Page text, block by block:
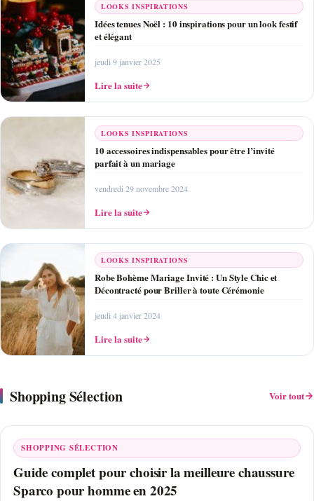
LOOKS INSPIRATIONS
Idées tenues Noël : 10 inspirations pour un look festif
et élégant
jeudi 9 janvier 2025
Lire la suite
LOOKS INSPIRATIONS
10 accessoires indispensables pour être l’invité
parfait à un mariage
vendredi 29 novembre 2024
Lire la suite
LOOKS INSPIRATIONS
Robe Bohème Mariage Invité : Un Style Chic et
Décontracté pour Briller à toute Cérémonie
jeudi 4 janvier 2024
Lire la suite
Shopping Sélection Voir tout
SHOPPING SÉLECTION
Guide complet pour choisir la meilleure chaussure
Sparco pour homme en 2025